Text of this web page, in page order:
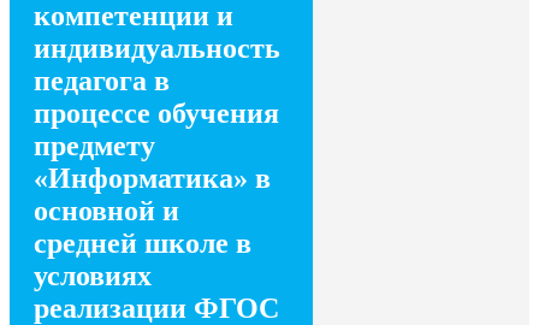
компетенции и
индивидуальность
педагога в
процессе обучения
предмету
«Информатика» в
основной и
средней школе в
условиях
реализации ФГОС